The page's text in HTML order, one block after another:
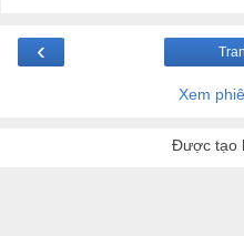
‹
Xem
Được tạo